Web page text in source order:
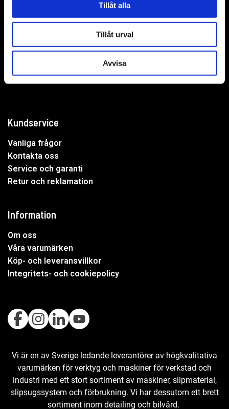
Tillåt alla
Tillåt urval
Avvisa
Adress: Elementvägen 7, 702 27 Örebro
Eller ring oss:019-20 73 30
Kundservice
Vanliga frågor
Kontakta oss
Service och garanti
Retur och reklamation
Information
Om oss
Våra varumärken
Köp- och leveransvillkor
Integritets- och cookiepolicy
Vi är en av Sverige ledande leverantörer av högkvalitativa
varumärken för verktyg och maskiner för verkstad och
industri med ett stort sortiment av maskiner, slipmaterial,
slipsugssystem och förbrukning. Vi har dessutom ett brett
sortiment inom detailing och bilvård.